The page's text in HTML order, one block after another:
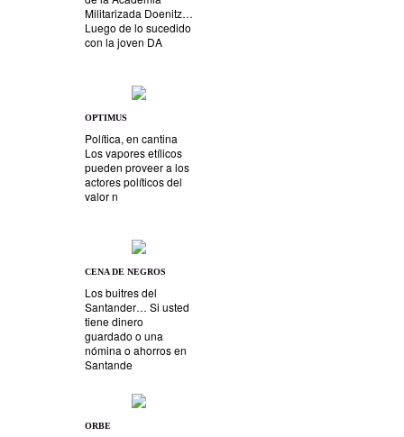
Militarizada Doenitz…
Luego de lo sucedido
con la joven DA
OPTIMUS
Política, en cantina
Los vapores etílicos
pueden proveer a los
actores políticos del
valor n
CENA DE NEGROS
Los buitres del
Santander… Si usted
tiene dinero
guardado o una
nómina o ahorros en
Santande
ORBE